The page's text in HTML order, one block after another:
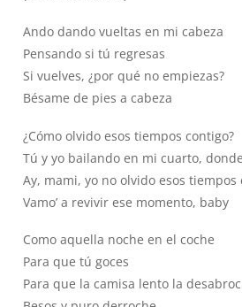
Ando dando vueltas en mi cabeza
Pensando si tú regresas
Si vuelves, ¿por qué no empiezas?
Bésame de pies a cabeza
¿Cómo olvido esos tiempos contigo?
Tú y yo bailando en mi cuarto,
Ay, mami, yo no olvido esos tiempos
Vamo’ a revivir ese momento, baby
Como aquella noche en el coche
Para que tú goces
Para que la camisa lento la